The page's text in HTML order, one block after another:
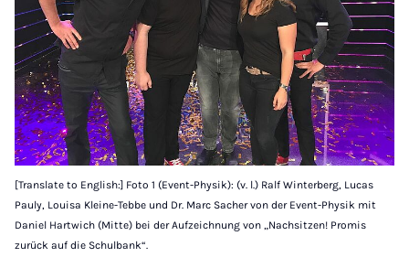
[Translate to English:] Foto 1 (Event-Physik): (v. l.) Ralf Winterberg, Lucas
Pauly, Louisa Kleine-Tebbe und Dr. Marc Sacher von der Event-Physik mit
Daniel Hartwich (Mitte) bei der Aufzeichnung von „Nachsitzen! Promis
zurück auf die Schulbank“.